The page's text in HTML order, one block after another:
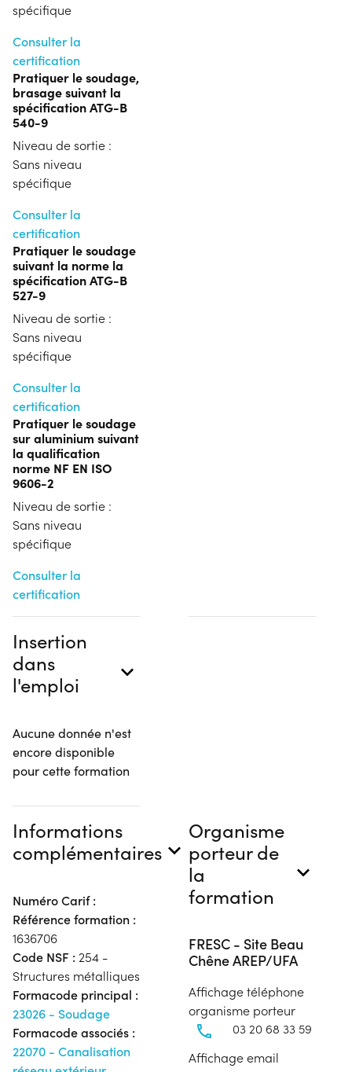
spécifique
Consulter la
certification
Pratiquer le soudage,
brasage suivant la
spécification ATG-B
540-9
Niveau de sortie :
Sans niveau
spécifique
Consulter la
certification
Pratiquer le soudage
suivant la norme la
spécification ATG-B
527-9
Niveau de sortie :
Sans niveau
spécifique
Consulter la
certification
Pratiquer le soudage
sur aluminium suivant
la qualification
norme NF EN ISO
9606-2
Niveau de sortie :
Sans niveau
spécifique
Consulter la
certification
Insertion
dans
l'emploi
Aucune donnée n'est
encore disponible
pour cette formation
Informations
complémentaires
Numéro Carif :
Référence formation :
1636706
Code NSF : 254 -
Structures métalliques
Formacode principal :
23026 - Soudage
Formacode associés :
22070 - Canalisation
Organisme
porteur de
la
formation
FRESC - Site Beau
Chêne AREP/UFA
Affichage téléphone
organisme porteur
03 20 68 33 59
Affichage email